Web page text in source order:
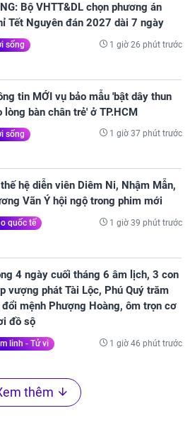
Bộ VHTT&DL chọn phương án
Tết Nguyên đán 2027 dài 7 ngày
sống 1 giờ 26 phút trước
tin MỚI vụ bảo mẫu 'bật dây thun
lòng bàn chân trẻ' ở TP.HCM
sống 1 giờ 37 phút trước
thế hệ diễn viên Diêm Ni, Nhậm Mẫn,
Vãn Ý hội ngộ trong phim mới
quốc tế 1 giờ 39 phút trước
4 ngày cuối tháng 6 âm lịch, 3 con
vượng phát Tài Lộc, Phú Quý trăm
đổi mệnh Phượng Hoàng, ôm trọn cơ
đồ sộ
linh - Tử vi 1 giờ 46 phút trước
thêm